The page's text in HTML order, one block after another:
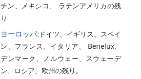
チン、メキシコ、 ラテンアメリカの残
り
ヨーロッパ: ドイツ、イギリス、スペイ
ン、フランス、イタリア、 Benelux、
デンマーク、ノルウェー、スウェーデ
ン、ロシア、欧州の残り。